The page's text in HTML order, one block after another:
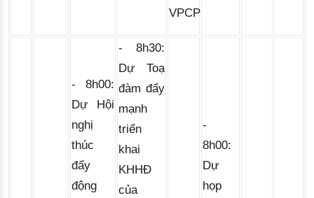
VPCP
- 8h00:
Dự Hội
nghị
thúc
đẩy
động
- 8h30:
Dự Toạ
đàm đẩy
mạnh
triển
khai
KHHĐ
của
-
8h00:
Dự
họp